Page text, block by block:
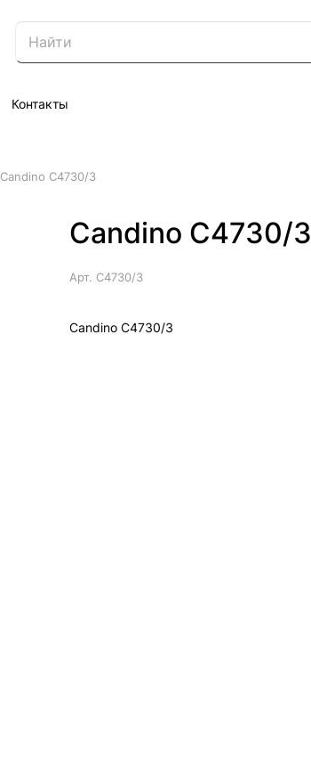
Контакты
Candino C4730/3
Candino C4730/3
Арт. C4730/3
Candino C4730/3